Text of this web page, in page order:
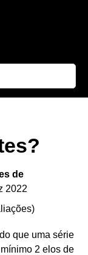
de
2022
)
que uma série
2 elos de